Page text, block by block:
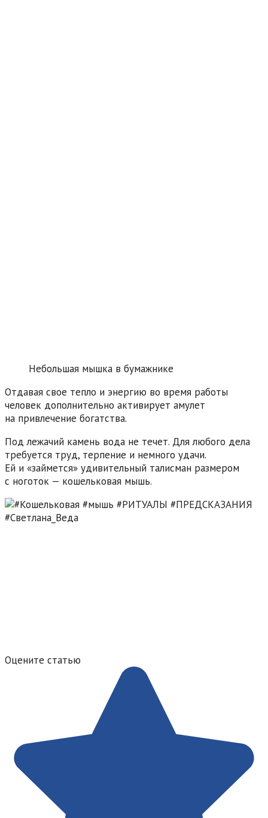
Небольшая мышка в бумажнике
Отдавая свое тепло и энергию во время работы
человек дополнительно активирует амулет
на привлечение богатства.
Под лежачий камень вода не течет. Для любого дела
требуется труд, терпение и немного удачи.
Ей и «займется» удивительный талисман размером
с ноготок — кошельковая мышь.
Оцените статью